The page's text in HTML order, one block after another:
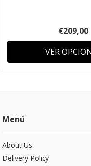
€209,00
VER
Menú
About Us
Delivery Policy